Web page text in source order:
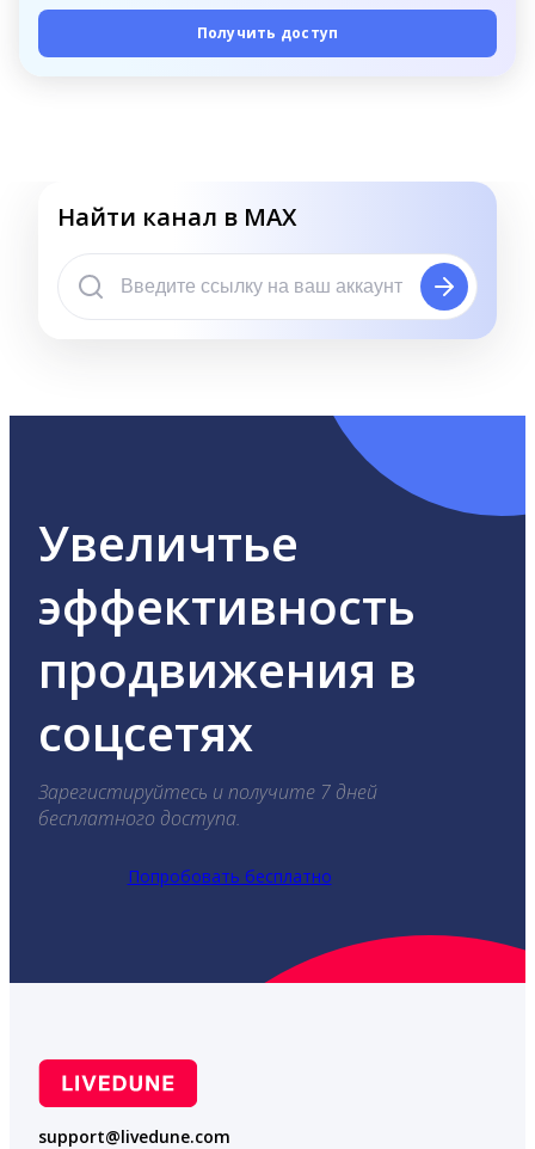
Получить доступ
Найти канал в MAX
Увеличтье
эффективность
продвижения в
соцсетях
Зарегистируйтесь и получите 7 дней
бесплатного доступа.
Попробовать бесплатно
support@livedune.com